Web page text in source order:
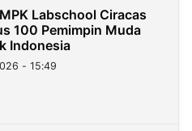
Labschool Ciracas
100 Pemimpin Muda
Indonesia
- 15:49